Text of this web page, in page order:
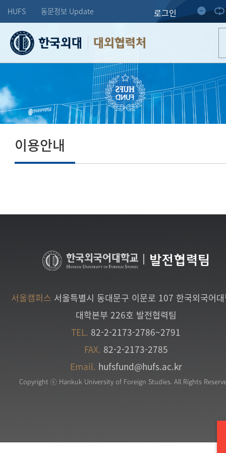
HUFS 동문정보 Update 로그인
대외협력처
이용안내
발전협력팀
서울캠퍼스 서울특별시 동대문구 이문로 107 한국외국어
대학본부 226호 발전협력팀
TEL. 82-2-2173-2786~2791
FAX. 82-2-2173-2785
Email. hufsfund@hufs.ac.kr
Copyright ⓒ Hankuk University of Foreign Studies. All Rights